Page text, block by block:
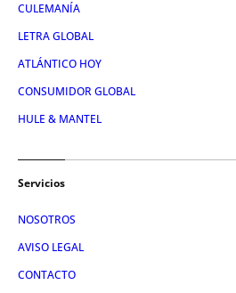
CULEMANÍA
LETRA GLOBAL
ATLÁNTICO HOY
CONSUMIDOR GLOBAL
HULE & MANTEL
Servicios
NOSOTROS
AVISO LEGAL
CONTACTO